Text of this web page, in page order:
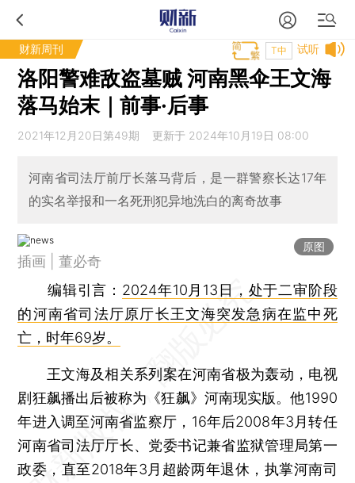
财新周刊 试听
T中
洛阳警难敌盗墓贼 河南黑伞王文海
落马始末｜前事·后事
2021年12月20日第49期 更新于 2024年10月19日 08:00
河南省司法厅前厅长落马背后，是一群警察长达17年
的实名举报和一名死刑犯异地洗白的离奇故事
原图
插画 | 董必奇
编辑引言 ： 2024年10月13日，处于二审阶段
的河南省司法厅原厅长王文海突发急病在监中死
亡，时年69岁。
王文海及相关系列案在河南省极为轰动，电视
剧狂飙播出后被称为《狂飙》河南现实版。他1990
年进入调至河南省监察厅，16年后2008年3月转任
河南省司法厅厅长、党委书记兼省监狱管理局第一
政委，直至2018年3月超龄两年退休，执掌河南司